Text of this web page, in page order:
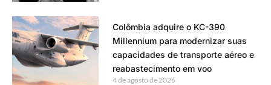
Colômbia adquire o KC-390
Millennium para modernizar suas
capacidades de transporte aéreo e
reabastecimento em voo
4 de agosto de 2026